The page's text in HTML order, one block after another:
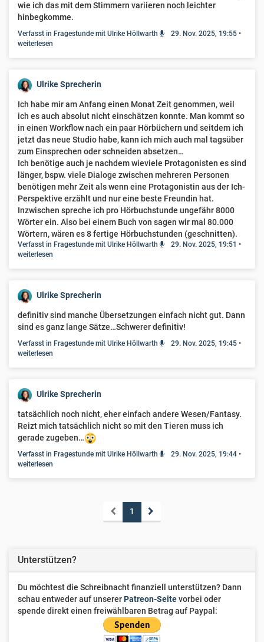
wie ich das mit dem Stimmern variieren noch leichter
hinbegkomme.
Verfasst in Fragestunde mit Ulrike Höllwarth 29. Nov. 2025, 19:55 •
weiterlesen
Ulrike Sprecherin
Ich habe mir am Anfang einen Monat Zeit genommen, weil
ich es auch absolut nicht einschätzen konnte. Man kommt so
in einen Workflow nach ein paar Hörbüchern und seitdem ich
jetzt das neue Studio habe, kann ich mich auch mal tagsüber
zum Einsprechen oder schneiden absetzen…
Ich benötige auch je nachdem wieviele Protagonisten es sind
länger, bspw. viele Dialoge zwischen mehreren Personen
benötigen mehr Zeit als wenn eine Protagonistin aus der Ich-
Perspektive erzählt und nur eine beste Freundin hat.
Inzwischen spreche ich pro Hörbuchstunde ungefähr 8000
Wörter ein. Also bei einem Buch von sagen wir mal 80.000
Wörtern, wären es 8 fertige Hörbuchstunden (geschnitten).
Zum einsprechen an sich kann ich dir gar nicht genau sagen
dann. ich Würde jetzt mal ingesamt die doppelte bis
dreifache Zeit rechnen. Also 24h. Und je nachdem, wieviel
Wochen. Dann hört der Autor und meistens eine Testhörerin
Probe und da wird dann auch nochmal bisschen korrigiert
und dann alles hochgeladen und veröffentlicht…
Verfasst in Fragestunde mit Ulrike Höllwarth 29. Nov. 2025, 19:51 •
weiterlesen
Ulrike Sprecherin
definitiv sind manche Übersetzungen einfach nicht gut. Dann
sind es ganz lange Sätze…Schwerer definitiv!
Verfasst in Fragestunde mit Ulrike Höllwarth 29. Nov. 2025, 19:45 •
weiterlesen
Ulrike Sprecherin
tatsächlich noch nicht, eher einfach andere Wesen/Fantasy.
Reizt mich tatsächlich nicht so mit den Tieren muss ich
gerade zugeben…
Verfasst in Fragestunde mit Ulrike Höllwarth 29. Nov. 2025, 19:44 •
weiterlesen
1
Unterstützen?
Du möchtest die Schreibnacht finanziell unterstützen? Dann
schau entweder auf unsererPatreon-Seitevorbei oder
spende direkt einen freiwählbaren Betrag auf Paypal: